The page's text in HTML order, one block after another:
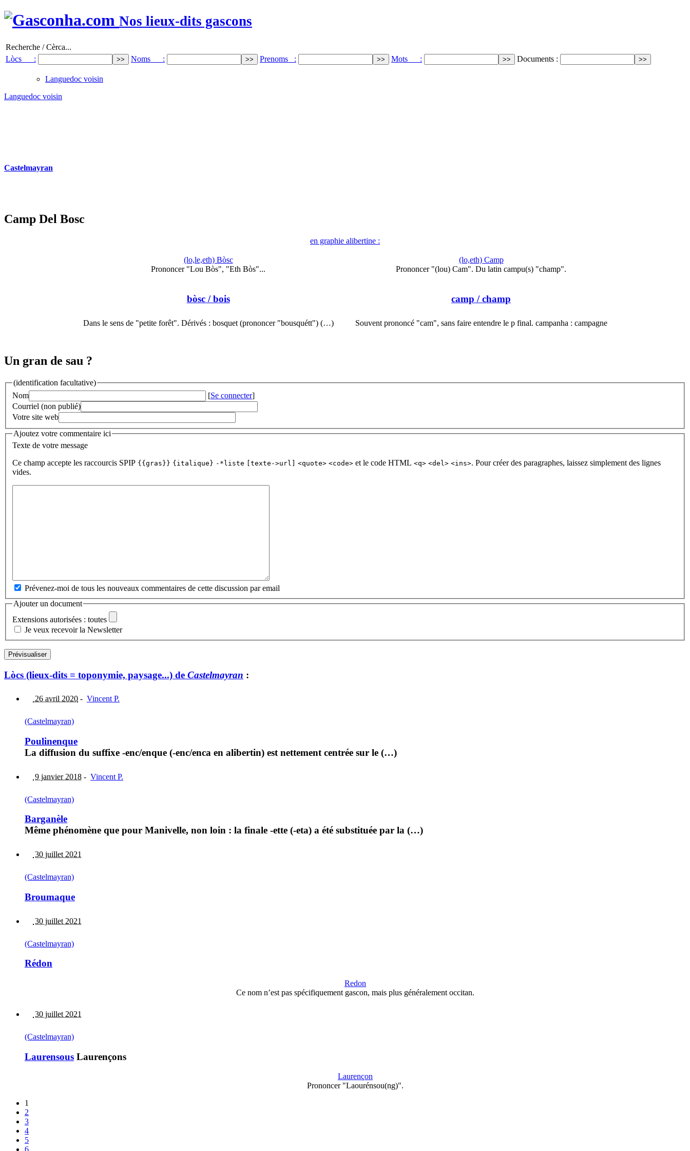
Nos lieux-dits gascons
Recherche / Cèrca...
Lòcs :
Noms : Prenoms : Mots : Documents :
Languedoc voisin
Languedoc voisin
Castelmayran
Camp Del Bosc
en graphie alibertine :
(lo,le,eth) Bòsc
Prononcer "Lou Bòs", "Eth Bòs"...
bòsc/ bois
Dans le sens de "petite forêt". Dérivés : bosquet (prononcer "bousquétt") (…)
(lo,eth) Camp
Prononcer "(lou) Cam". Du latin campu(s) "champ".
camp / champ
Souvent prononcé "cam", sans faire entendre le p final. campanha : campagne
Un gran de sau ?
(identification facultative)
Nom
[Se connecter]
Courriel (non publié)
Votre site web
Ajoutez votre commentaire ici
Texte de votre message
Ce champ accepte les raccourcis SPIP {{gras}} {italique} -*liste [texte->url] <quote> <code> et le code HTML <q> <del> <ins>. Pour créer des paragraphes, laissez simplement des lignes
vides.
Prévenez-moi de tous les nouveaux commentaires de cette discussion par email
Ajouter un document
Extensions autorisées : toutes
Je veux recevoir la Newsletter
Lòcs (lieux-dits = toponymie, paysage...) de Castelmayran :
26 avril 2020 - Vincent P.
(Castelmayran)
Poulinenque
La diffusion du suffixe -enc/enque (-enc/enca en alibertin) est nettement centrée sur le (…)
9 janvier 2018 - Vincent P.
(Castelmayran)
Barganèle
Même phénomène que pour Manivelle, non loin : la finale -ette (-eta) a été substituée par la (…)
30 juillet 2021
(Castelmayran)
Broumaque
30 juillet 2021
(Castelmayran)
Rédon
Redon
Ce nom n’est pas spécifiquement gascon, mais plus généralement occitan.
30 juillet 2021
(Castelmayran)
Laurensous Laurençons
Laurençon
Prononcer "Laourénsou(ng)".
1
2
3
4
5